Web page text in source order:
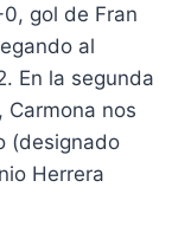
gol de Fran
al
En la segunda
nos
(designado
Herrera